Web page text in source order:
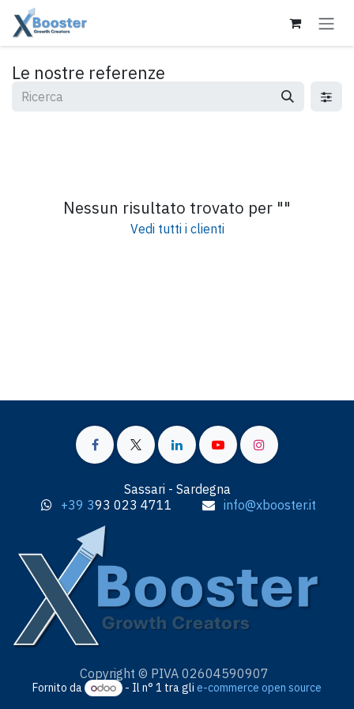
Passa al contenuto
Le nostre referenze
Nessun risultato trovato per ""
Vedi tutti i clienti
Sassari - Sardegna
+39 393 023 4711 info@xbooster.it
Copyright © PIVA 02604590907
Fornito da - Il n° 1 tra gli e-commerce open source